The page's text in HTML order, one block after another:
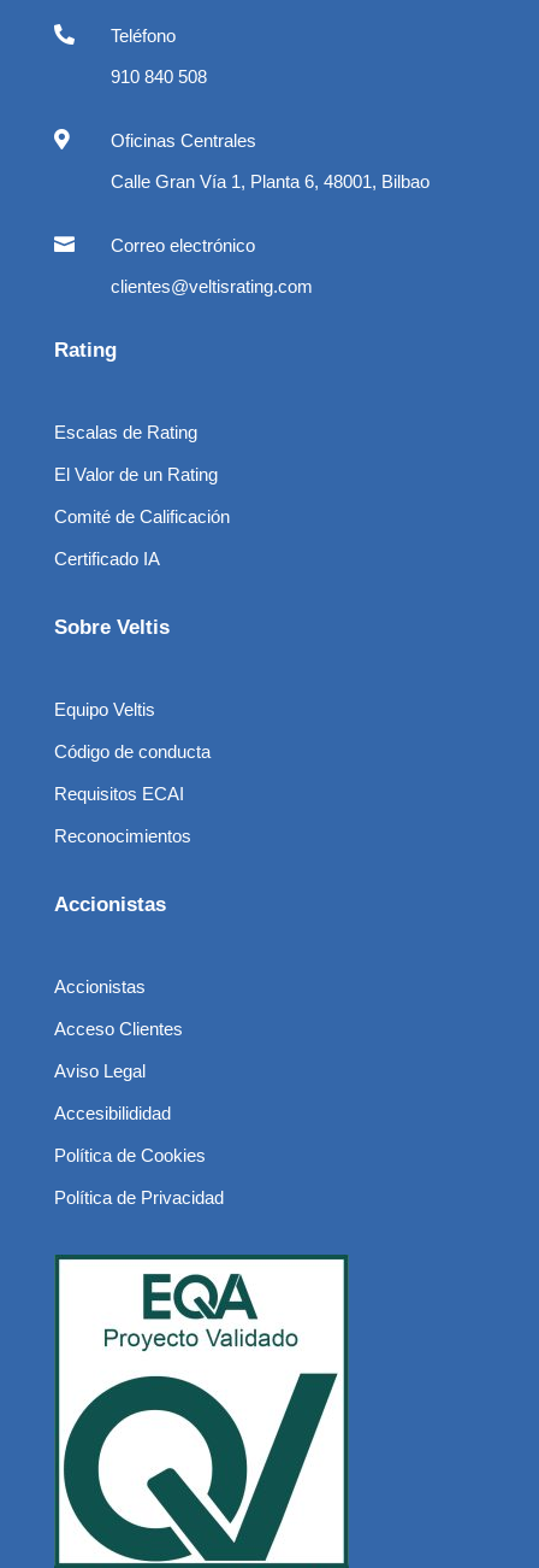

Teléfono
910 840 508

Oficinas Centrales
Calle Gran Vía 1, Planta 6, 48001, Bilbao

Correo electrónico
clientes@veltisrating.com
Rating
Escalas de Rating
El Valor de un Rating
Comité de Calificación
Certificado IA
Sobre Veltis
Equipo Veltis
Código de conducta
Requisitos ECAI
Reconocimientos
Accionistas
Accionistas
Acceso Clientes
Aviso Legal
Accesibilididad
Política de Cookies
Política de Privacidad